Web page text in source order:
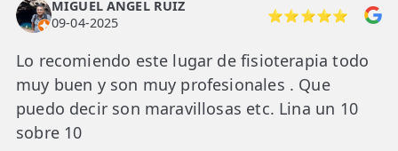
MIGUEL ANGEL RUIZ
09-04-2025
⭐⭐⭐⭐⭐
Lo recomiendo este lugar de fisioterapia todo
muy buen y son muy profesionales . Que
puedo decir son maravillosas etc. Lina un 10
sobre 10